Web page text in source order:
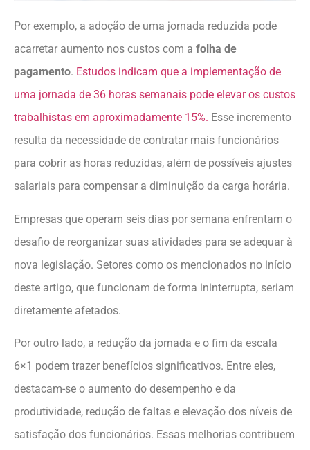
Por exemplo, a adoção de uma jornada reduzida pode
acarretar aumento nos custos com a folha de
pagamento. Estudos indicam que a implementação de
uma jornada de 36 horas semanais pode elevar os custos
trabalhistas em aproximadamente 15%. Esse incremento
resulta da necessidade de contratar mais funcionários
para cobrir as horas reduzidas, além de possíveis ajustes
salariais para compensar a diminuição da carga horária.
Empresas que operam seis dias por semana enfrentam o
desafio de reorganizar suas atividades para se adequar à
nova legislação. Setores como os mencionados no início
deste artigo, que funcionam de forma ininterrupta, seriam
diretamente afetados.
Por outro lado, a redução da jornada e o fim da escala
6×1 podem trazer benefícios significativos. Entre eles,
destacam-se o aumento do desempenho e da
produtividade, redução de faltas e elevação dos níveis de
satisfação dos funcionários. Essas melhorias contribuem